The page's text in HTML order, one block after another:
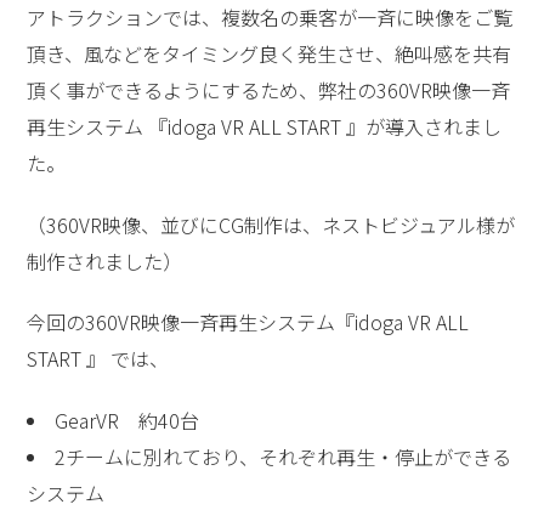
アトラクションでは、複数名の乗客が一斉に映像をご覧
頂き、風などをタイミング良く発生させ、絶叫感を共有
頂く事ができるようにするため、弊社の360VR映像一斉
再生システム 『idoga VR ALL START 』が導入されまし
た。
（360VR映像、並びにCG制作は、ネストビジュアル様が
制作されました）
今回の360VR映像一斉再生システム『idoga VR ALL
START 』 では、
GearVR 約40台
2チームに別れており、それぞれ再生・停止ができる
システム